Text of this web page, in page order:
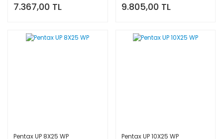
7.367,00 TL 9.805,00 TL
Pentax UP 8X25 WP Pentax UP 10X25 WP